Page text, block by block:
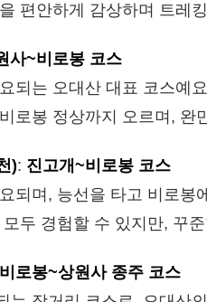
편안하게 감상하며 트레
사~비로봉 코스
되는 오대산 대표 코스예
로봉 정상까지 오르며, 완
): 진고개~비로봉 코스
되며, 능선을 타고 비로봉
두 경험할 수 있지만, 꾸
로봉~상원사 종주 코스